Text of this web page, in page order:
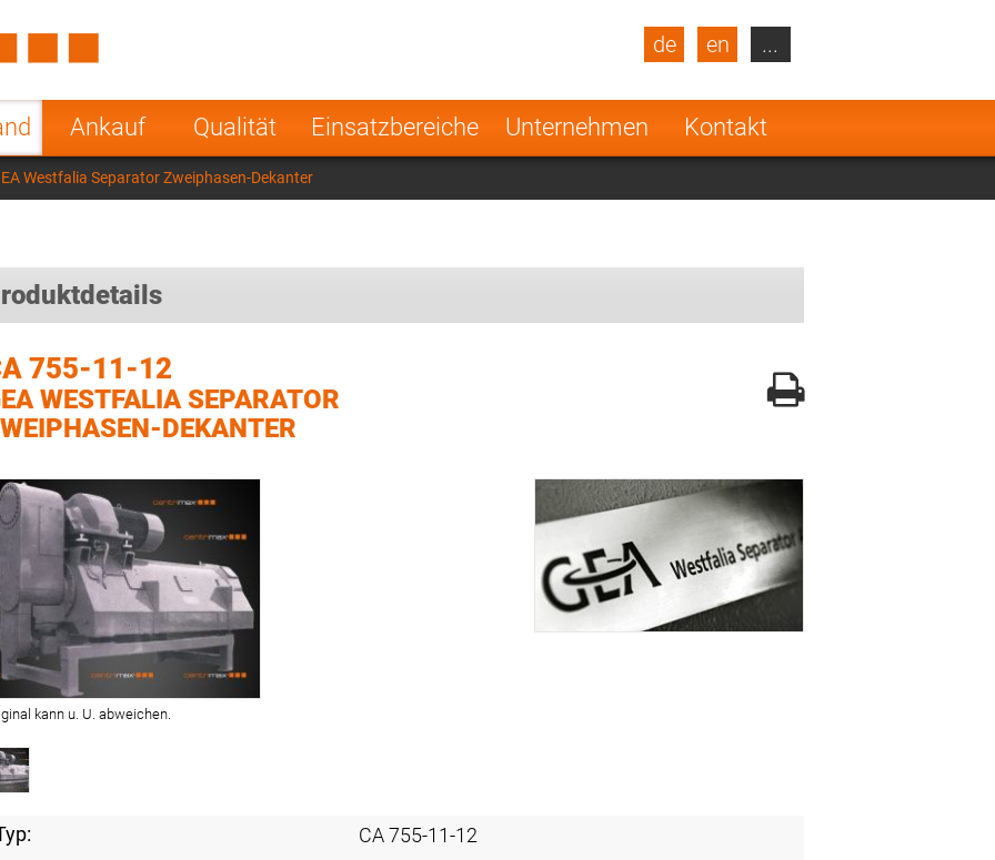
Ankauf Qualität Einsatzbereiche Unternehmen Kontakt
de en
Turkey
Poland Norway
Netherlands
India
...
Westfalia Separator Zweiphasen-Dekanter
755-11-12
WESTFALIA SEPARATOR
DEKANTER
kann u. U. abweichen.
CA 755-11-12